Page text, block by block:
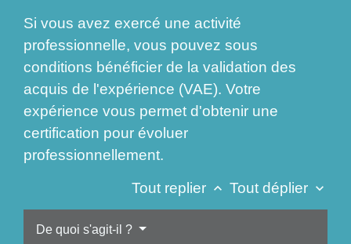
Si vous avez exercé une activité
professionnelle, vous pouvez sous
conditions bénéficier de la validation des
acquis de l'expérience (VAE). Votre
expérience vous permet d'obtenir une
certification pour évoluer
professionnellement.
Tout replier keyboard_arrow_up Tout déplier keyboard_arrow_down
De quoi s'agit-il ?